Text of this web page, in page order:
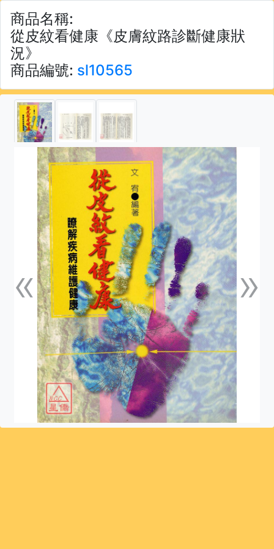
商品名稱:
從皮紋看健康《皮膚紋路診斷健康狀
況》
商品編號: sl10565
«上一張 »下一